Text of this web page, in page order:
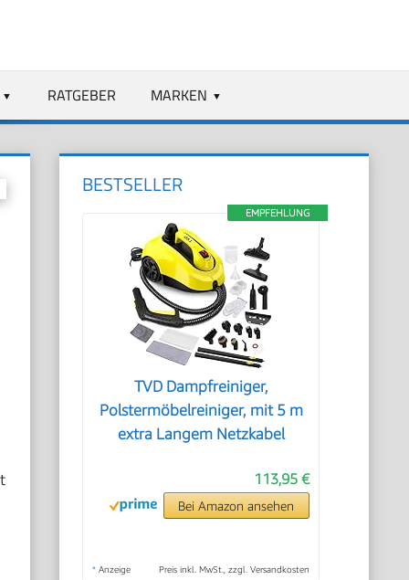
RATGEBER MARKEN
BESTSELLER
EMPFEHLUNG
TVD Dampfreiniger,
Polstermöbelreiniger, mit 5 m
extra Langem Netzkabel
113,95 €
Bei Amazon ansehen
* Anzeige Preis inkl. MwSt., zzgl. Versandkosten